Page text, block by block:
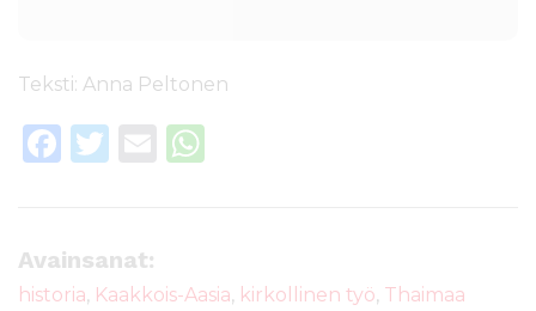
Teksti: Anna Peltonen
F
e
b
T
te
r
E
A
Avainsanat:
historia, Kaakkois-Aasia, kirkollinen työ, Thaimaa